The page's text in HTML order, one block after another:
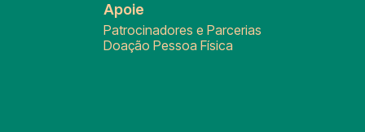
Apoie
Patrocinadores e Parcerias
Doação Pessoa Física